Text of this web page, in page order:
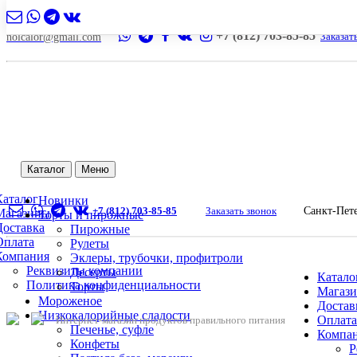
nolcalor@gmail.com +7 (812) 703-85-85
Каталог Меню
Реквизиты компании
Политика конфиденциальности
Новинки
Торты и пирожные
Пирожные
Рулеты
Эклеры, трубочки, профитроли
Десерты
Торты
Мороженое
Низкокалорийные сладости
Печенье, суфле
Конфеты
+7 (812) 703-85-85 Заказать звонок Санкт-
Интернет-магазин продуктов правильного питания
Оплата